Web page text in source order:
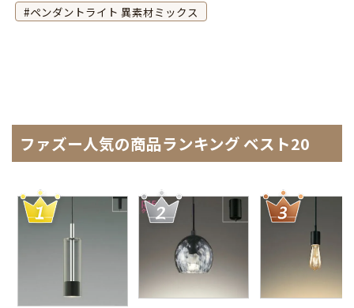
ペンダントライト 異素材ミックス
ファズー人気の商品ランキング ベスト20